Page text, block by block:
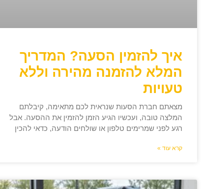
איך להזמין הסעה? המדריך
המלא להזמנה מהירה וללא
טעויות
מצאתם חברת הסעות שנראית לכם מתאימה, קיבלתם
המלצה טובה, ועכשיו הגיע הזמן להזמין את ההסעה. אבל
רגע לפני שמרימים טלפון או שולחים הודעה, כדאי להכין
קרא עוד »